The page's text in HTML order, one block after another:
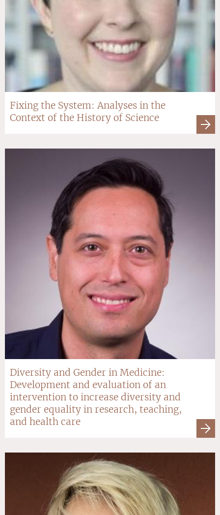
Fixing the System: Analyses in the
Context of the History of Science
Diversity and Gender in Medicine:
Development and evaluation of an
intervention to increase diversity and
gender equality in research, teaching,
and health care